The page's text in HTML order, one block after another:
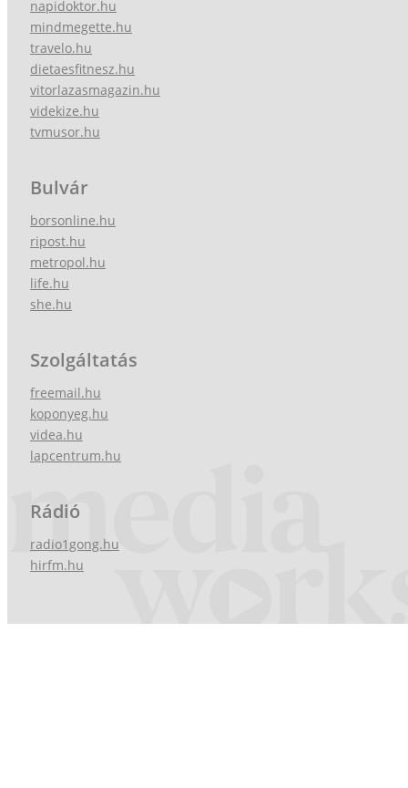
napidoktor.hu
mindmegette.hu
travelo.hu
dietaesfitnesz.hu
vitorlazasmagazin.hu
videkize.hu
tvmusor.hu
Bulvár
borsonline.hu
ripost.hu
metropol.hu
life.hu
she.hu
Szolgáltatás
freemail.hu
koponyeg.hu
videa.hu
lapcentrum.hu
Rádió
radio1gong.hu
hirfm.hu